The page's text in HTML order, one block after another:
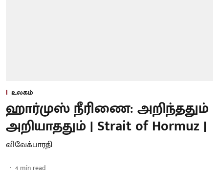
உலகம்
ஹார்முஸ் நீரிணை: அறிந்ததும்
அறியாததும் | Strait of Hormuz |
விவேக்பாரதி
4 min read